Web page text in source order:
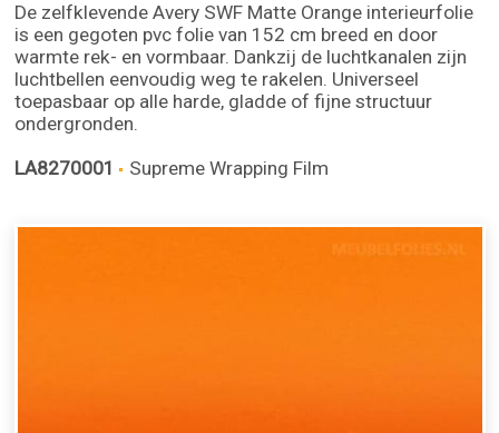
De zelfklevende Avery SWF Matte Orange interieurfolie
is een gegoten pvc folie van 152 cm breed en door
warmte rek- en vormbaar. Dankzij de luchtkanalen zijn
luchtbellen eenvoudig weg te rakelen. Universeel
toepasbaar op alle harde, gladde of fijne structuur
ondergronden.
LA8270001
Supreme Wrapping Film